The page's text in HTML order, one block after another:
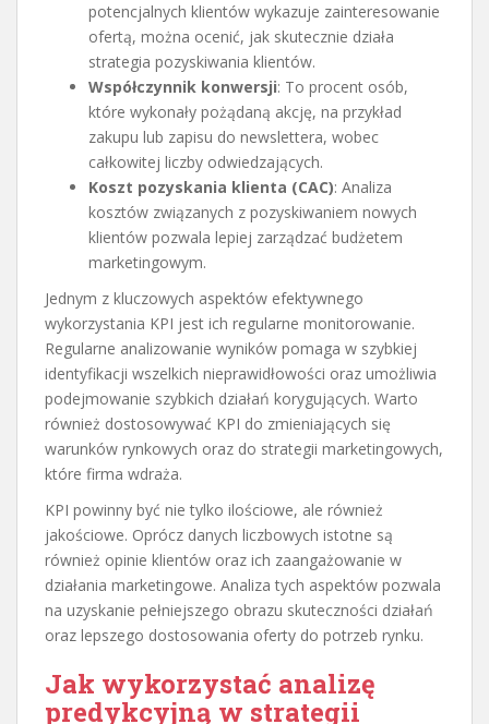
potencjalnych klientów wykazuje zainteresowanie
ofertą, można ocenić, jak skutecznie działa
strategia pozyskiwania klientów.
Współczynnik konwersji: To procent osób,
które wykonały pożądaną akcję, na przykład
zakupu lub zapisu do newslettera, wobec
całkowitej liczby odwiedzających.
Koszt pozyskania klienta (CAC): Analiza
kosztów związanych z pozyskiwaniem nowych
klientów pozwala lepiej zarządzać budżetem
marketingowym.
Jednym z kluczowych aspektów efektywnego
wykorzystania KPI jest ich regularne monitorowanie.
Regularne analizowanie wyników pomaga w szybkiej
identyfikacji wszelkich nieprawidłowości oraz umożliwia
podejmowanie szybkich działań korygujących. Warto
również dostosowywać KPI do zmieniających się
warunków rynkowych oraz do strategii marketingowych,
które firma wdraża.
KPI powinny być nie tylko ilościowe, ale również
jakościowe. Oprócz danych liczbowych istotne są
również opinie klientów oraz ich zaangażowanie w
działania marketingowe. Analiza tych aspektów pozwala
na uzyskanie pełniejszego obrazu skuteczności działań
oraz lepszego dostosowania oferty do potrzeb rynku.
Jak wykorzystać analizę
predykcyjną w strategii